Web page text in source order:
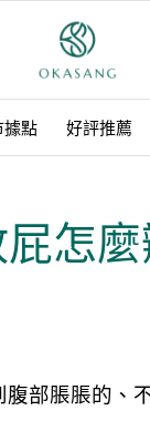
據點 好評推薦
怎
部脹脹的、